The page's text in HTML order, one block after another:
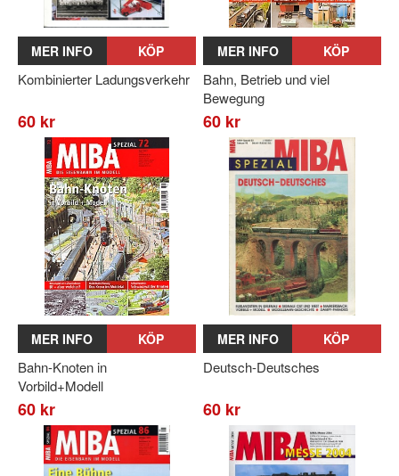
MER INFO KÖP
Kombinierter Ladungsverkehr
60 kr
MER INFO KÖP
Bahn, Betrieb und viel
Bewegung
60 kr
MER INFO KÖP
Bahn-Knoten in
Vorbild+Modell
60 kr
MER INFO KÖP
Deutsch-Deutsches
60 kr